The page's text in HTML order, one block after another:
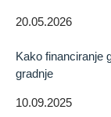
20.05.2026
Kako financiranje
gradnje
10.09.2025